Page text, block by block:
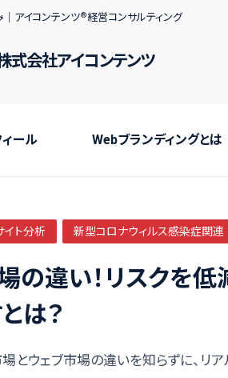
アイコンテンツ 経営コンサルティング
式会社アイコンテンツ
ール Webブランディングとは
イト分析 新型コロナウィルス感染症関連
の違い！リスクを
は？
とウェブ市場の違いを知らずに、リ